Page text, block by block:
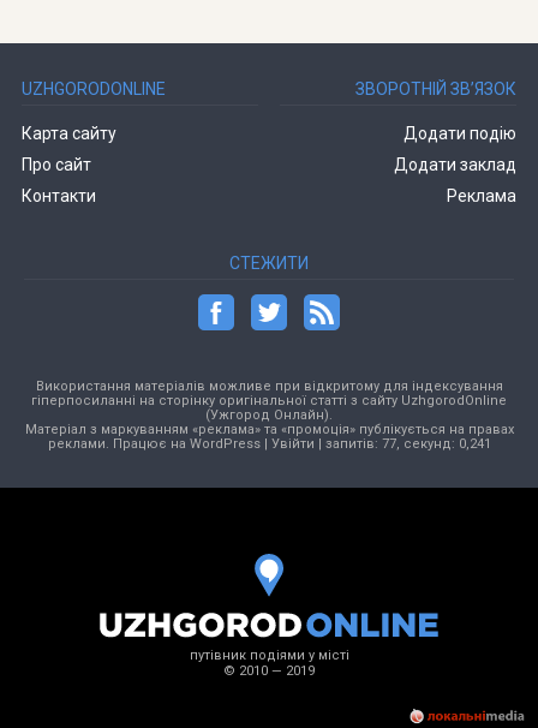
UZHGORODONLINE
Карта сайту
Про сайт
Контакти
ЗВОРОТНІЙ ЗВ’ЯЗОК
Додати подію
Додати заклад
Реклама
СТЕЖИТИ
Використання матеріалів можливе при відкритому для індексування
гіперпосиланні на сторінку оригінальної статті з сайту UzhgorodOnline
(Ужгород Онлайн).
Матеріал з маркуванням «реклама» та «промоція» публікується на правах
реклами. Працює на WordPress| Увійти | запитів: 77, секунд: 0,241
путівник подіями у місті
© 2010 — 2019